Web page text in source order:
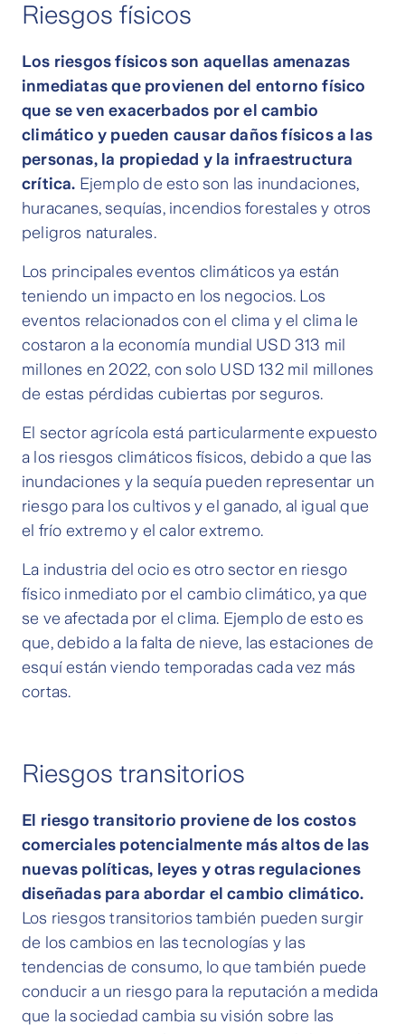
Riesgos físicos
Los riesgos físicos son aquellas amenazas
inmediatas que provienen del entorno físico
que se ven exacerbados por el cambio
climático y pueden causar daños físicos a las
personas, la propiedad y la infraestructura
crítica. Ejemplo de esto son las inundaciones,
huracanes, sequías, incendios forestales y otros
peligros naturales.
Los principales eventos climáticos ya están
teniendo un impacto en los negocios. Los
eventos relacionados con el clima y el clima le
costaron a la economía mundial USD 313 mil
millones en 2022, con solo USD 132 mil millones
de estas pérdidas cubiertas por seguros.
El sector agrícola está particularmente expuesto
a los riesgos climáticos físicos, debido a que las
inundaciones y la sequía pueden representar un
riesgo para los cultivos y el ganado, al igual que
el frío extremo y el calor extremo.
La industria del ocio es otro sector en riesgo
físico inmediato por el cambio climático, ya que
se ve afectada por el clima. Ejemplo de esto es
que, debido a la falta de nieve, las estaciones de
esquí están viendo temporadas cada vez más
cortas.
Riesgos transitorios
El riesgo transitorio proviene de los costos
comerciales potencialmente más altos de las
nuevas políticas, leyes y otras regulaciones
diseñadas para abordar el cambio climático.
Los riesgos transitorios también pueden surgir
de los cambios en las tecnologías y las
tendencias de consumo, lo que también puede
conducir a un riesgo para la reputación a medida
que la sociedad cambia su visión sobre las